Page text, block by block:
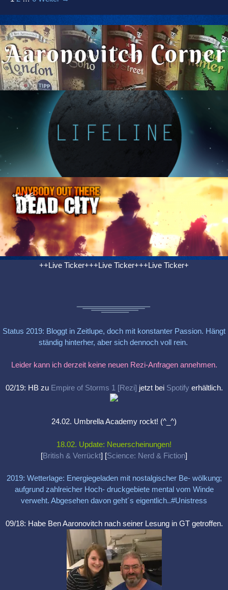
++Live Ticker+++Live Ticker+++Live Ticker+
Status 2019: Bloggt in Zeitlupe, doch mit konstanter Passion. Hängt
ständig hinterher, aber sich dennoch voll rein.
Leider kann ich derzeit keine neuen Rezi-Anfragen annehmen.
02/19: HB zu Empire of Storms 1 [Rezi] jetzt bei Spotifyerhältlich.
24.02. Umbrella Academy rockt! (^_^)
18.02. Update: Neuerscheinungen!
[British & Verrückt] [Science: Nerd & Fiction]
2019: Wetterlage: Energiegeladen mit nostalgischer Be- wölkung;
aufgrund zahlreicher Hoch- druckgebiete mental vom Winde
verweht. Abgesehen davon geht´s eigentlich..#Unistress
09/18: Habe Ben Aaronovitch nach seiner Lesung in GT getroffen.